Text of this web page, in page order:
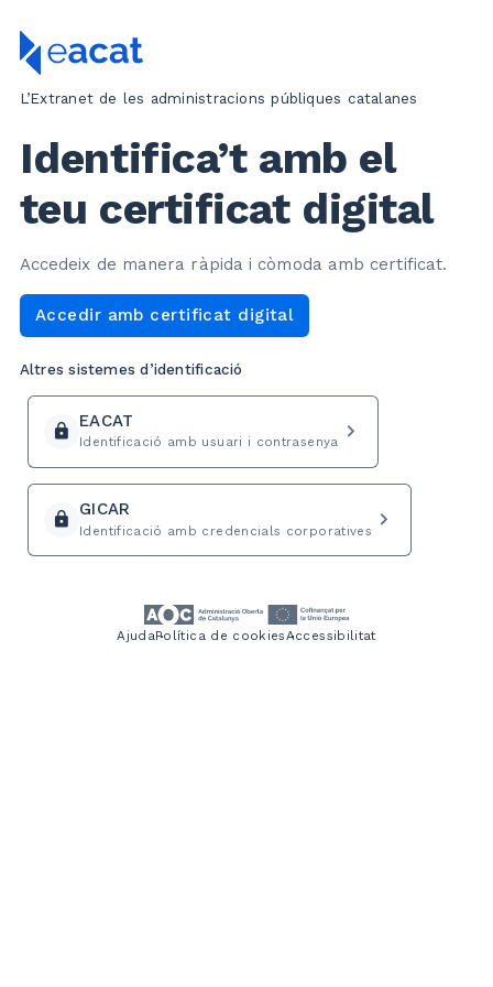
L’Extranet de les administracions públiques catalanes
Identifica’t amb el
teu certificat digital
Accedeix de manera ràpida i còmoda amb certificat.
Accedir amb certificat digital
Altres sistemes d’identificació
lock EACAT
Identificació amb usuari i contrasenya navigate_next
lock GICAR
Identificació amb credencials corporatives navigate_next
AjudaPolítica de cookiesAccessibilitat